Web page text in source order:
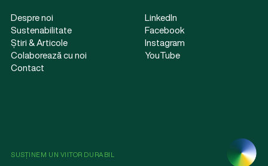
Despre noi
Sustenabilitate
Știri & Articole
Colaborează cu noi
Contact
LinkedIn
Facebook
Instagram
YouTube
SUSȚINEM UN VIITOR DURABIL